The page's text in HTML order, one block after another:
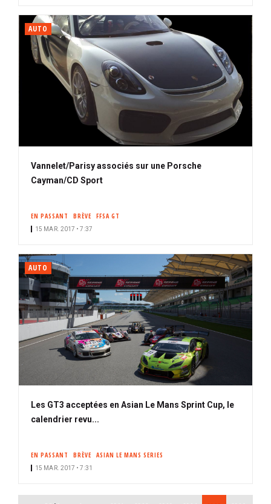
AUTO
Vannelet/Parisy associés sur une Porsche
Cayman/CD Sport
EN PASSANT BRÈVE FFSA GT
15 MAR. 2017 • 7:37
AUTO
Les GT3 acceptées en Asian Le Mans Sprint Cup, le
calendrier revu...
EN PASSANT BRÈVE ASIAN LE MANS SERIES
15 MAR. 2017 • 7:31